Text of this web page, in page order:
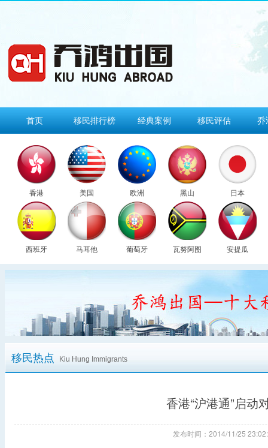
首页 移民排行榜 经典案例 移民评估 乔
香港 美国 欧洲 黑山 日本
西班牙 马耳他 葡萄牙 瓦努阿图 安提瓜
移民热点 Kiu Hung Immigrants
香港“沪港通”启动
发布时间：2014/11/25